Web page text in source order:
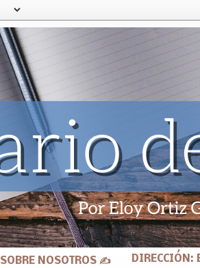
SOBRE NOSOTROS ✍ DIRECCIÓN: